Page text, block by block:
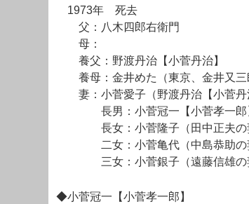
1973年 死去
父：八木四郎右衛門
母：
養父：野渡丹治【小菅丹治】
養母：金井めた（東京、金井又三
妻：小菅愛子（野渡丹治【小菅丹
長男：小菅冠一【小菅孝一郎
長女：小菅隆子（田中正夫の妻
二女：小菅亀代（中島恭助の
三女：小菅銀子（遠藤信雄の
◆小菅冠一【小菅孝一郎】